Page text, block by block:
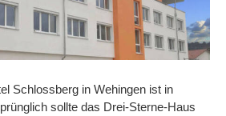
Schlossberg in Wehingen ist in
sollte das Drei-Sterne-Haus